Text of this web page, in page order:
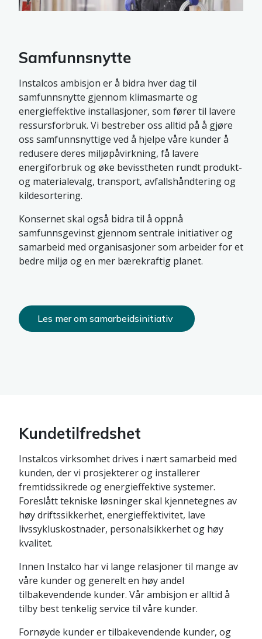
Samfunnsnytte
Instalcos ambisjon er å bidra hver dag til
samfunnsnytte gjennom klimasmarte og
energieffektive installasjoner, som fører til lavere
ressursforbruk. Vi bestreber oss alltid på å gjøre
oss samfunnsnyttige ved å hjelpe våre kunder å
redusere deres miljøpåvirkning, få lavere
energiforbruk og øke bevisstheten rundt produkt-
og materialevalg, transport, avfallshåndtering og
kildesortering.
Konsernet skal også bidra til å oppnå
samfunnsgevinst gjennom sentrale initiativer og
samarbeid med organisasjoner som arbeider for et
bedre miljø og en mer bærekraftig planet.
Les mer om samarbeidsinitiativ
Kundetilfredshet
Instalcos virksomhet drives i nært samarbeid med
kunden, der vi prosjekterer og installerer
fremtidssikrede og energieffektive systemer.
Foreslått tekniske løsninger skal kjennetegnes av
høy driftssikkerhet, energieffektivitet, lave
livssykluskostnader, personalsikkerhet og høy
kvalitet.
Innen Instalco har vi lange relasjoner til mange av
våre kunder og generelt en høy andel
tilbakevendende kunder. Vår ambisjon er alltid å
tilby best tenkelig service til våre kunder.
Fornøyde kunder er tilbakevendende kunder, og